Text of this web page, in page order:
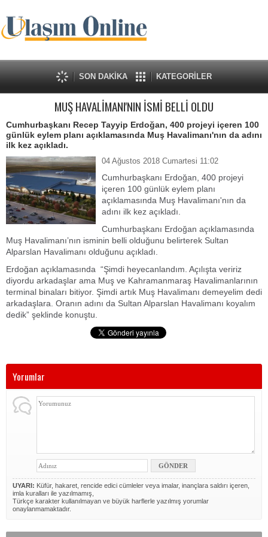
SON DAKİKA KATEGORİLER
MUŞ HAVALİMANI'NIN İSMİ BELLİ OLDU
Cumhurbaşkanı Recep Tayyip Erdoğan, 400 projeyi içeren 100
günlük eylem planı açıklamasında Muş Havalimanı'nın da adını
ilk kez açıkladı.
04 Ağustos 2018 Cumartesi 11:02
Cumhurbaşkanı Erdoğan, 400 projeyi
içeren 100 günlük eylem planı
açıklamasında Muş Havalimanı'nın da
adını ilk kez açıkladı.
Cumhurbaşkanı Erdoğan açıklamasında
Muş Havalimanı’nın isminin belli olduğunu belirterek Sultan
Alparslan Havalimanı olduğunu açıkladı.
Erdoğan açıklamasında “Şimdi heyecanlandım. Açılışta veririz
diyordu arkadaşlar ama Muş ve Kahramanmaraş Havalimanlarının
terminal binaları bitiyor. Şimdi artık Muş Havalimanı demeyelim dedi
arkadaşlara. Oranın adını da Sultan Alparslan Havalimanı koyalım
dedik” şeklinde konuştu.
Yorumlar
UYARI: Küfür, hakaret, rencide edici cümleler veya imalar, inançlara saldırı içeren,
imla kuralları ile yazılmamış,
Türkçe karakter kullanılmayan ve büyük harflerle yazılmış yorumlar
onaylanmamaktadır.